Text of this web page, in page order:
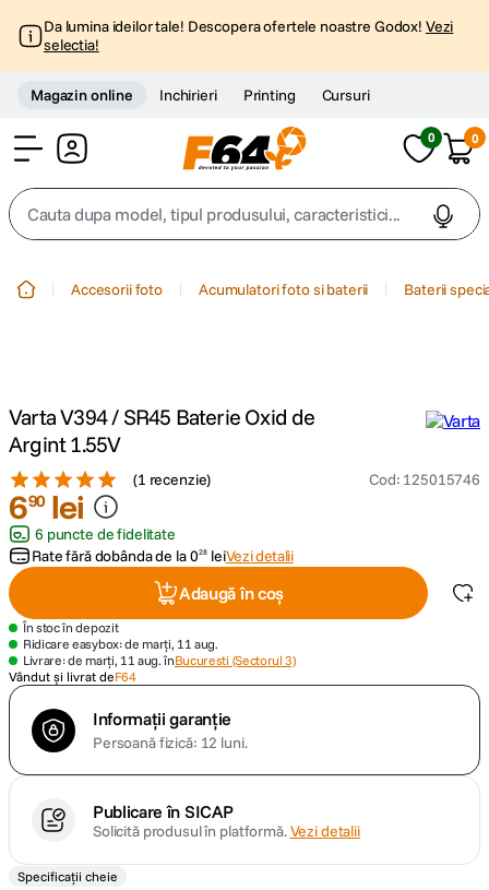
Da lumina ideilor tale! Descopera ofertele noastre Godox! Vezi
selectia!
Magazin online Inchirieri Printing Cursuri
0 0
Cauta dupa model, tipul produsului, caracteristici...
trepied telefon
4. peak design
5. canon sx740 hs
7. card memorie
dji mic mini
9 . dji osmo
Accesorii foto Acumulatori foto si baterii Baterii
Varta V394 / SR45 Baterie Oxid de
Argint 1.55V
(1 recenzie) Cod: 125015746
690 lei
6 puncte de fidelitate
Rate fără dobânda de la028 leiVezi detalii
Adaugă în coș
În stoc în depozit
Ridicare easybox: de marți, 11 aug.
Livrare: de marți, 11 aug. înBucuresti (Sectorul 3)
Vândut și livrat deF64
Informații garanție
Persoană fizică: 12 luni.
Publicare în SICAP
Solicită produsul în platformă.Vezi detalii
Specificații cheie